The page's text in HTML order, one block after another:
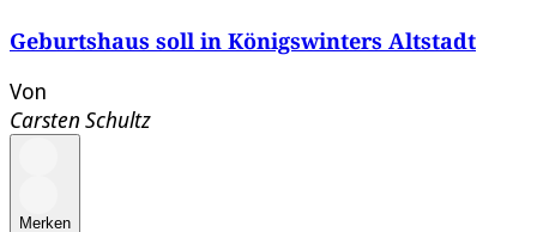
Geburtshaus soll in Königswinters Altstadt
Von
Carsten Schultz
Merken